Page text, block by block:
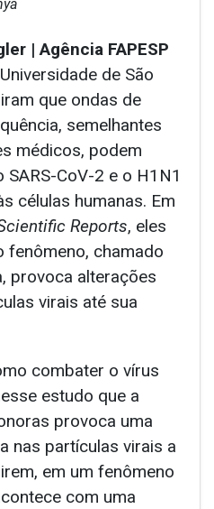
| Agência FAPESP
de São
que ondas de
semelhantes
médicos, podem
CoV-2 e o H1N1
células humanas. Em
Reports, eles
fenômeno, chamado
provoca alterações
virais até sua
combater o vírus
estudo que a
provoca uma
nas partículas virais a
em um fenômeno
com uma